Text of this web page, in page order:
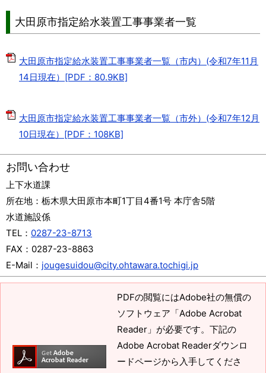
大田原市指定給水装置工事事業者一覧
大田原市指定給水装置工事事業者一覧（市内）(令和7年11月
14日現在）[PDF：80.9KB]
大田原市指定給水装置工事事業者一覧（市外）(令和7年12月
10日現在）[PDF：108KB]
お問い合わせ
上下水道課
所在地： 栃木県大田原市本町1丁目4番1号 本庁舎5階
水道施設係
TEL： 0287-23-8713
FAX： 0287-23-8863
E-Mail： jougesuidou@city.ohtawara.tochigi.jp
PDFの閲覧にはAdobe社の無償の
ソフトウェア「Adobe Acrobat
Reader」が必要です。下記の
Adobe Acrobat Readerダウンロ
ードページから入手してくださ